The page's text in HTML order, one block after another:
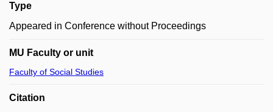
Type
Appeared in Conference without Proceedings
MU Faculty or unit
Faculty of Social Studies
Citation